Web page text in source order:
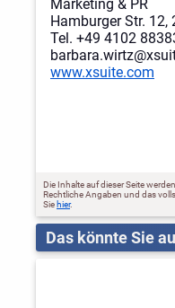
Marketing & PR
Hamburger Str. 12,
Tel. +49 4102
www.xsuite.com
Die Inhalte auf dieser Seite
Rechtliche Angaben und das
Sie hier.
Das könnte Sie